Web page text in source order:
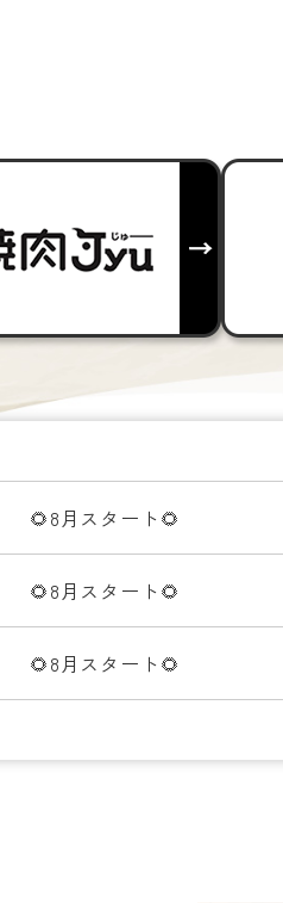
🌻8月スタート🌻
🌻8月スタート🌻
🌻8月スタート🌻